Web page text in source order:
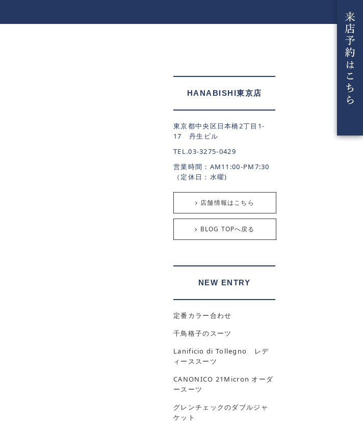
HANABISHI東京店
東京都中央区日本橋2丁目1-
17 丹生ビル
TEL.03-3275-0429
営業時間：AM11:00-PM7:30
（定休日：水曜)
店舗情報はこちら
BLOG TOPへ戻る
NEW ENTRY
定番カラー合わせ
千鳥格子のスーツ
Lanificio di Tollegno レデ
ィーススーツ
CANONICO 21Micron オーダ
ースーツ
グレンチェックのダブルジャ
ケット